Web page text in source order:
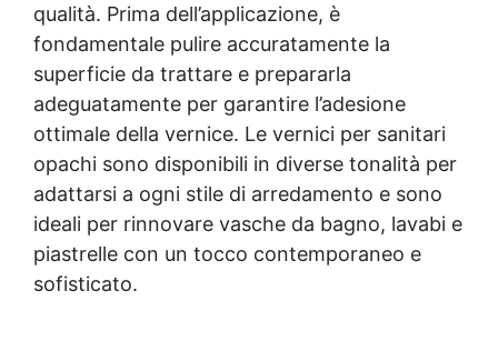
qualità. Prima dell’applicazione, è
fondamentale pulire accuratamente la
superficie da trattare e prepararla
adeguatamente per garantire l’adesione
ottimale della vernice. Le vernici per sanitari
opachi sono disponibili in diverse tonalità per
adattarsi a ogni stile di arredamento e sono
ideali per rinnovare vasche da bagno, lavabi e
piastrelle con un tocco contemporaneo e
sofisticato.